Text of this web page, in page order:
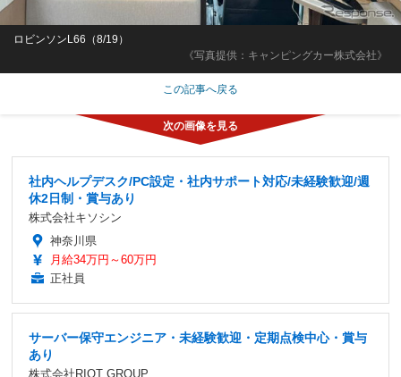
《写真提供：キャンピングカー株式会社》
ロビンソンL66（8/19）
この記事へ戻る
社内ヘルプデスク/PC設定・社内サポート対応/未経験歓迎/週
休2日制・賞与あり
株式会社キソシン
神奈川県
月給34万円～60万円
正社員
サーバー保守エンジニア・未経験歓迎・定期点検中心・賞与
あり
株式会社RIOT GROUP